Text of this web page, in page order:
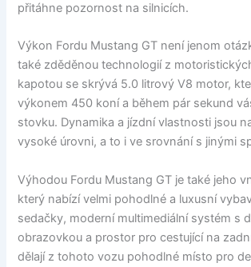
přitáhne pozornost na silnicích.
Výkon Fordu Mustang GT není jenom
také zděděnou technologií z
kapotou se skrývá 5.0 litrový V8 motor,
výkonem 450 koní a během pár sekund
stovku. Dynamika a jízdní vlastnosti jsou
vysoké úrovni, a to i ve srovnání s jinými
Výhodou Fordu Mustang GT je také jeho
který nabízí velmi pohodlné a luxusní
sedačky, moderní multimediální systém s
obrazovkou a prostor pro cestující na
dělají z tohoto vozu pohodlné místo pro